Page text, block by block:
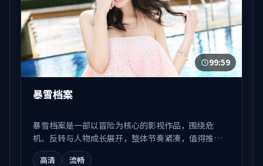
99:59
暴雪档案
暴雪档案是一部以冒险为核心的影视作品，围绕危
机、反转与人物成长展开，整体节奏紧凑，值得推荐
观看。
高清
流畅